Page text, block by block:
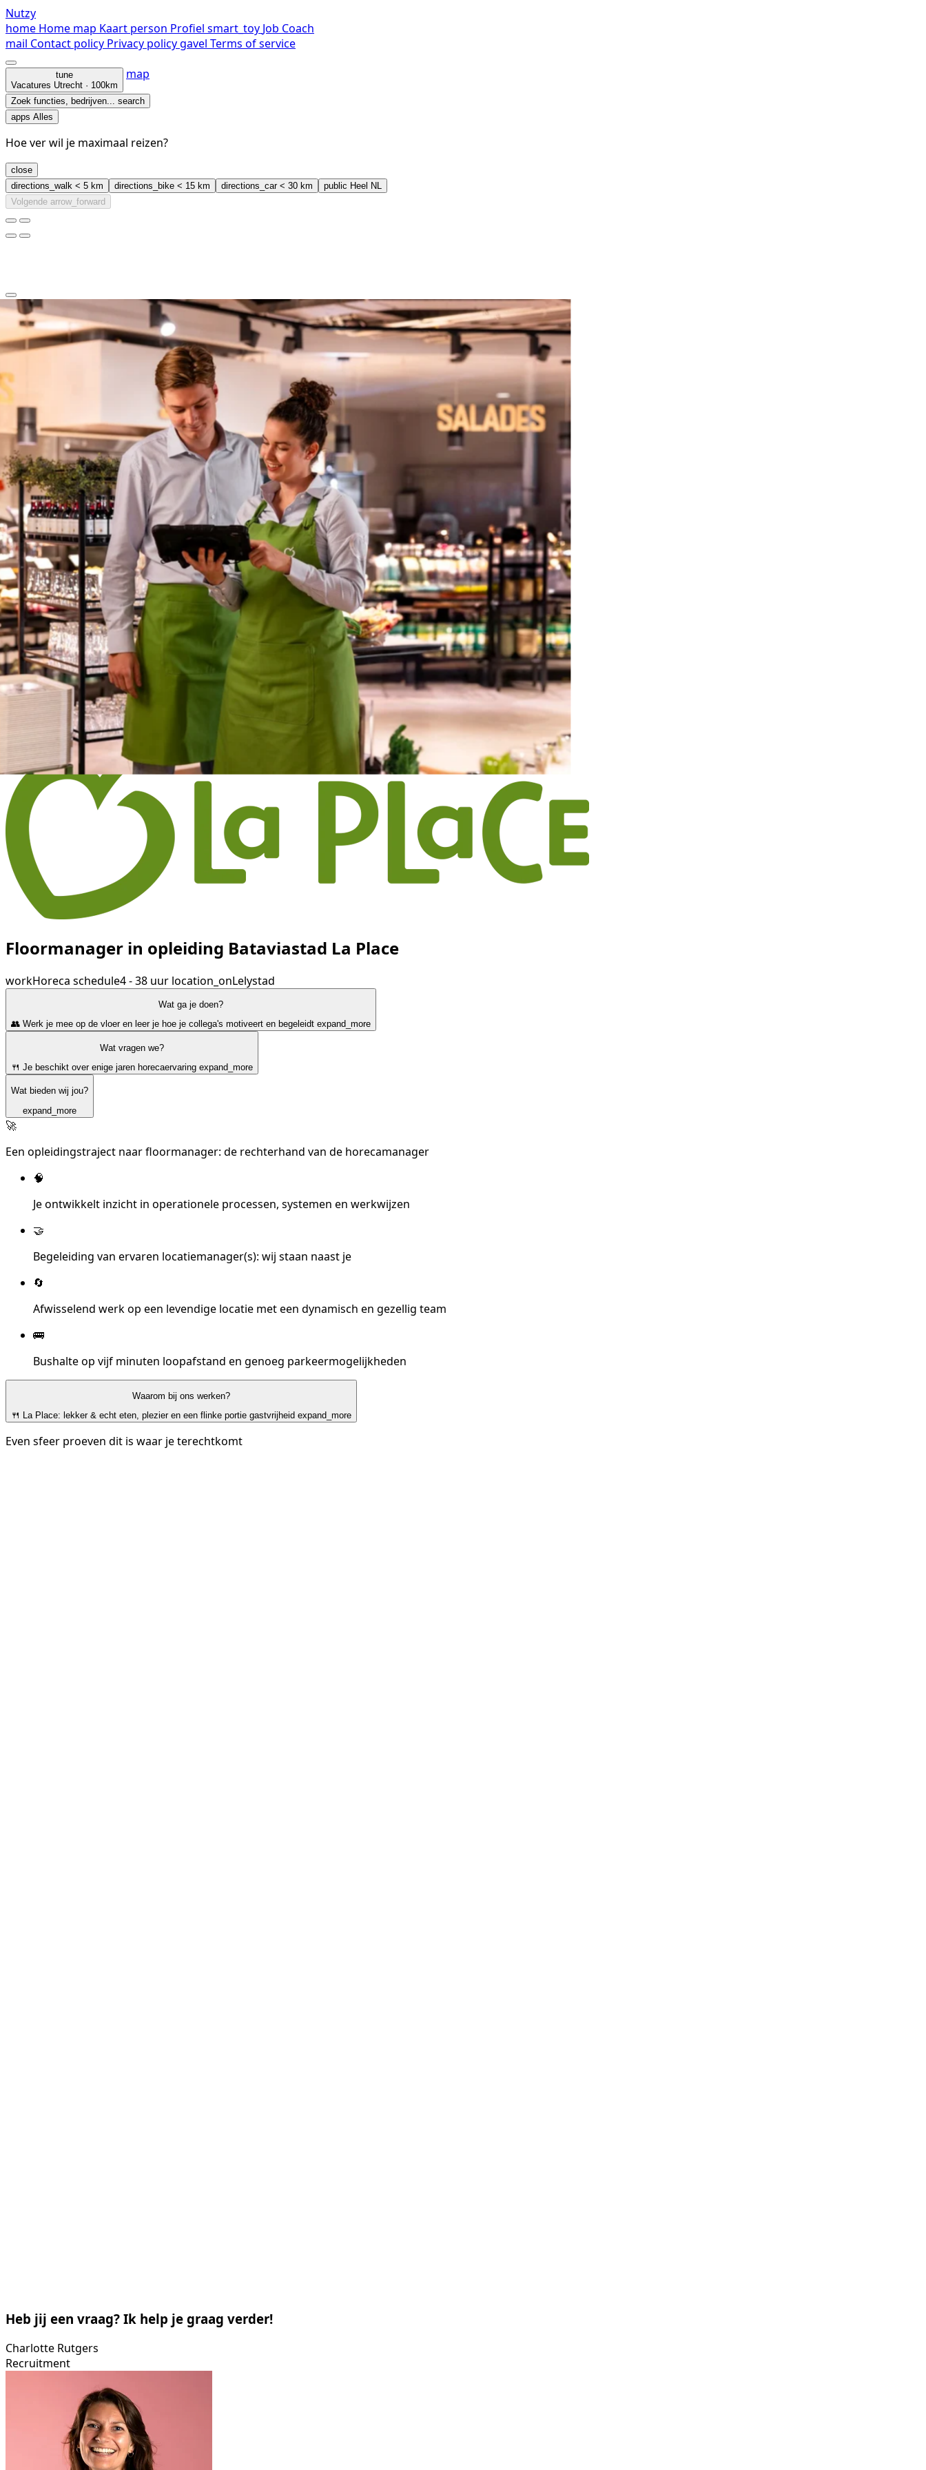
Nutzy
home Home map Kaart person Profiel smart_toy Job Coach
mail Contact policy Privacy policygavel Terms of service
tune
Vacatures Utrecht · 100km
map
Zoek functies, bedrijven... search
apps Alles
Hoe ver wil je maximaal reizen?
close
directions_walk < 5 km directions_bike < 15 km directions_car< 30 km public Heel NL
Volgende arrow_forward
clear arrow_back_ios_new
favorite
share
Floormanager in opleiding Bataviastad La Place
workHoreca schedule4 - 38 uur location_onLelystad
Wat ga je doen?
👥 Werk je mee op de vloer en leer je hoe je collega's motiveert en begeleidt expand_more
Wat vragen we?
🍴 Je beschikt over enige jaren horecaervaring expand_more
Wat bieden wij jou?
expand_more
🚀
Een opleidingstraject naar floormanager: de rechterhand van de horecamanager
🧠
Je ontwikkelt inzicht in operationele processen, systemen en werkwijzen
🤝
Begeleiding van ervaren locatiemanager(s): wij staan naast je
🔄
Afwisselend werk op een levendige locatie met een dynamisch en gezellig team
🚌
Bushalte op vijf minuten loopafstand en genoeg parkeermogelijkheden
Waarom bij ons werken?
🍴 La Place: lekker & echt eten, plezier en een flinke portie gastvrijheid expand_more
Even sfeer proeven dit is waar je terechtkomt
Heb jij een vraag? Ik help je graag verder!
Charlotte Rutgers
Recruitment